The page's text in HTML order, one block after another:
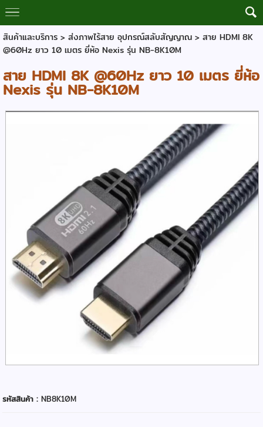
สินค้าและบริการ> ส่งภาพไร้สาย อุปกรณ์สลับสัญญาณ> สาย HDMI 8K
@60Hz ยาว 10 เมตร ยี่ห้อ Nexis รุ่น NB-8K10M
สาย HDMI 8K @60Hz ยาว 10 เมตร ยี่ห้อ
Nexis รุ่น NB-8K10M
รหัสสินค้า :NB8K10M